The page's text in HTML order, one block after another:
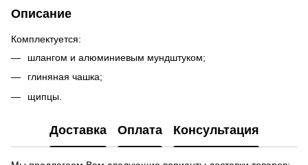
Описание
Комплектуется:
шлангом и алюминиевым мундштуком;
глиняная чашка;
щипцы.
Доставка Оплата Консультация